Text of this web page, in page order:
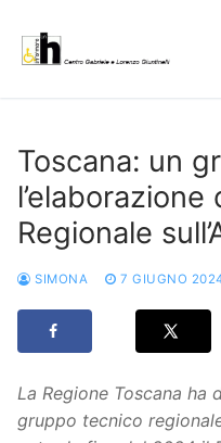
contenuto
Toscana: un
l’elaborazione
Regionale
SIMONA 7 GIUGNO
La Regione Toscana ha
gruppo tecnico